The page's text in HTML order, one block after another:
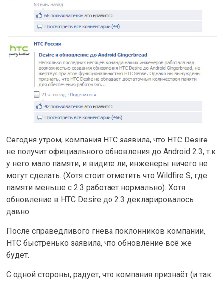
Сегодня утром, компания HTC заявила, что HTC Desire
не получит официального обновления до Android 2.3, т.к
у него мало памяти, и видите ли, инженеры ничего не
могут сделать. (Хотя стоит отметить что Wildfire S, где
памяти меньше с 2.3 работает нормально). Хотя
обновление в HTC Desire до 2.3 декларировалось
давно.
После справедливого гнева поклонников компании,
HTC быстренько заявила, что обновление всё же
будет.
С одной стороны, радует, что компания признаёт (и так